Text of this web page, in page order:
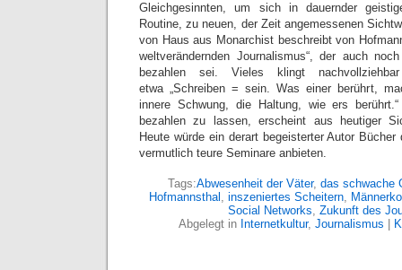
Gleichgesinnten, um sich in dauernder
Routine, zu neuen, der Zeit angemessenen
von Haus aus Monarchist beschreibt von
weltverändernden Journalismus“, der auch
bezahlen sei. Vieles klingt
etwa „Schreiben = sein. Was einer berührt,
innere Schwung, die Haltung, wie ers
bezahlen zu lassen, erscheint aus heutiger
Heute würde ein derart begeisterter Autor
vermutlich teure Seminare anbieten.
Tags:Abwesenheit der Väter, das schwache
Hofmannsthal , inszeniertes Scheitern,
Social Networks, Zukunft des
Abgelegt in Internetkultur, Journalismus